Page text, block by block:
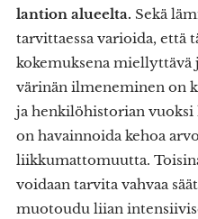
lantion alueelta. Sekä
tarvittaessa varioida, että
kokemuksena miellyttävä
värinän ilmeneminen on
ja henkilöhistorian
on havainnoida kehoa
liikkumattomuutta.
voidaan tarvita vahvaa
muotoudu liian